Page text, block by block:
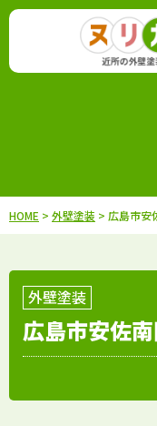
HOME > 外壁塗装 > 広島市安
外壁塗装
広島市安佐